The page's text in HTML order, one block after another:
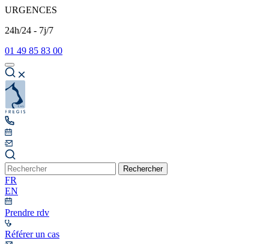
URGENCES
24h/24 - 7j/7
01 49 85 83 00
Rechercher
FR
EN
Prendre rdv
Référer un cas